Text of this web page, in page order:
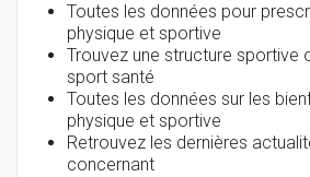
Toutes les données pour
physique et sportive
Trouvez une structure sportive
sport santé
Toutes les données sur les
physique et sportive
Retrouvez les dernières
concernant